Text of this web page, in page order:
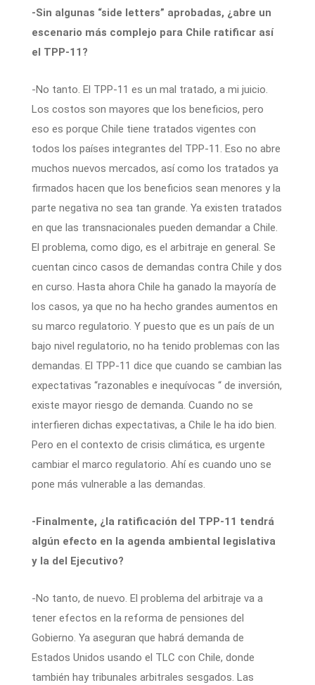
-Sin algunas “side letters” aprobadas, ¿abre un
escenario más complejo para Chile ratificar así
el TPP-11?
-No tanto. El TPP-11 es un mal tratado, a mi juicio.
Los costos son mayores que los beneficios, pero
eso es porque Chile tiene tratados vigentes con
todos los países integrantes del TPP-11. Eso no abre
muchos nuevos mercados, así como los tratados ya
firmados hacen que los beneficios sean menores y la
parte negativa no sea tan grande. Ya existen tratados
en que las transnacionales pueden demandar a Chile.
El problema, como digo, es el arbitraje en general. Se
cuentan cinco casos de demandas contra Chile y dos
en curso. Hasta ahora Chile ha ganado la mayoría de
los casos, ya que no ha hecho grandes aumentos en
su marco regulatorio. Y puesto que es un país de un
bajo nivel regulatorio, no ha tenido problemas con las
demandas. El TPP-11 dice que cuando se cambian las
expectativas “razonables e inequívocas “ de inversión,
existe mayor riesgo de demanda. Cuando no se
interfieren dichas expectativas, a Chile le ha ido bien.
Pero en el contexto de crisis climática, es urgente
cambiar el marco regulatorio. Ahí es cuando uno se
pone más vulnerable a las demandas.
-Finalmente, ¿la ratificación del TPP-11 tendrá
algún efecto en la agenda ambiental legislativa
y la del Ejecutivo?
-No tanto, de nuevo. El problema del arbitraje va a
tener efectos en la reforma de pensiones del
Gobierno. Ya aseguran que habrá demanda de
Estados Unidos usando el TLC con Chile, donde
también hay tribunales arbitrales sesgados. Las